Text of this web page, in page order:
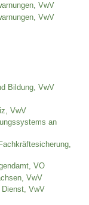
VwV
VwV
Bildung, VwV
VwV
an
VO
VwV
VwV